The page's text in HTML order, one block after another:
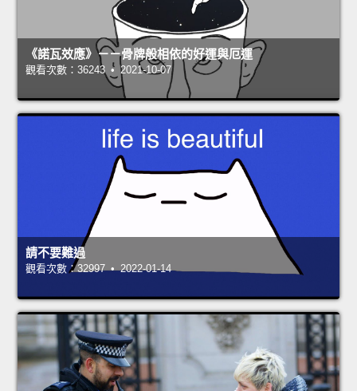
《諾瓦效應》－－骨牌般相依的好運與厄運
觀看次數：36243 • 2021-10-07
請不要難過
觀看次數：32997 • 2022-01-14